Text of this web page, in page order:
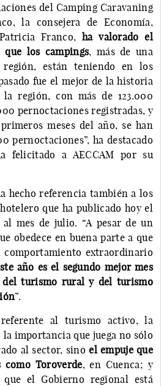
del Camping Caravaning
la consejera de Economía,
Franco, ha valorado el
los campings, más de una
están teniendo en los
fue el mejor de la historia
región, con más de 123.000
pernoctaciones registradas, y
meses del año, se han
pernoctaciones”, ha destacado
felicitado a AECCAM por su
hecho referencia también a los
que ha publicado hoy el
mes de julio. “A pesar de un
obedece en buena parte a que
comportamiento extraordinario
año es el segundo mejor mes
turismo rural y del turismo
”.
al turismo activo, la
la importancia que juega no sólo
al sector, sinoel empuje que
como Toroverde, en Cuenca; y
que el Gobierno regional está